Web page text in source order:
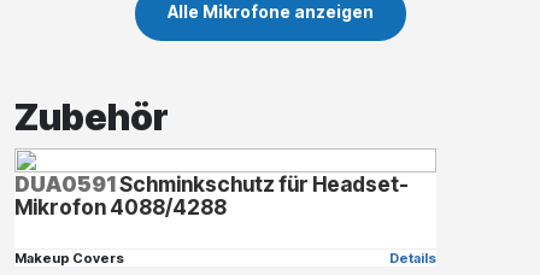
Alle Mikrofone anzeigen
Zubehör
DUA0591Schminkschutz für Headset-
Mikrofon 4088/4288
Makeup Covers Details